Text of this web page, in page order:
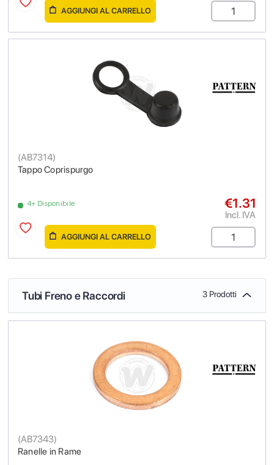
AGGIUNGI AL CARRELLO
Tappo Coprispurgo
(AB7314)
4+ Disponibile €1.31
Incl. IVA
AGGIUNGI AL CARRELLO
Tubi Freno e Raccordi 3 Prodotti
Ranelle in Rame
(AB7343)